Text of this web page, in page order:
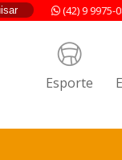
(42) 9 9975-
Esporte